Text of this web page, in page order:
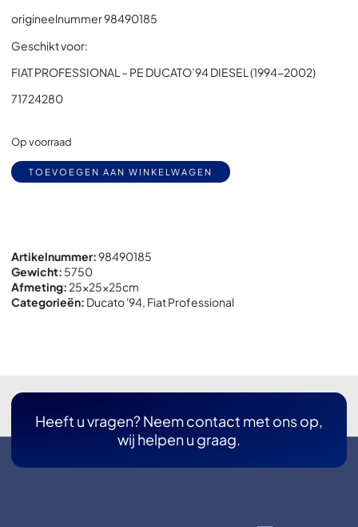
origineelnummer 98490185
Geschikt voor:
FIAT PROFESSIONAL – PE DUCATO’94 DIESEL (1994-2002)
71724280
Op voorraad
TOEVOEGEN AAN WINKELWAGEN
Artikelnummer:98490185
Gewicht: 5750
Afmeting: 25x25x25cm
Categorieën: Ducato '94, Fiat Professional
Heeft u vragen? Neem contact met ons op,
wij helpen u graag.